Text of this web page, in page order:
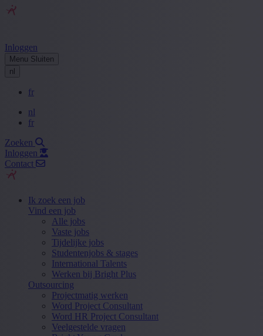
Inloggen
Menu Sluiten
nl
fr
nl
fr
Zoeken
Inloggen
Contact
Ik zoek een job
Vind een job
Alle jobs
Vaste jobs
Tijdelijke jobs
Studentenjobs & stages
International Talents
Werken bij Bright Plus
Outsourcing
Projectmatig werken
Word Project Consultant
Word HR Project Consultant
Veelgestelde vragen